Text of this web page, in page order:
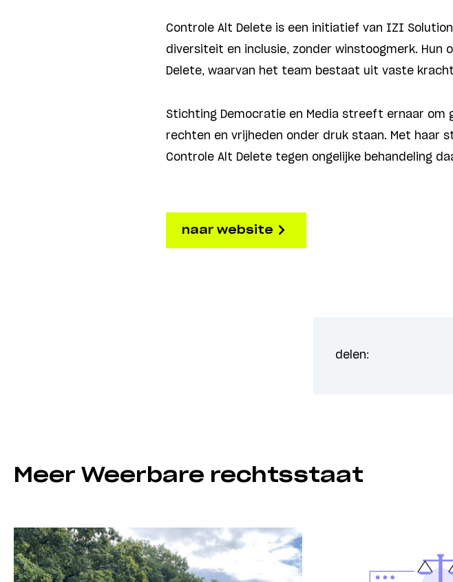
Controle Alt Delete is een initiatief van IZI
diversiteit en inclusie, zonder winstoogmerk. Hun
Delete, waarvan het team bestaat uit vaste
Stichting Democratie en Media streeft ernaar om
rechten en vrijheden onder druk staan. Met haar
Controle Alt Delete tegen ongelijke behandeling
naar website
delen:
Meer Weerbare rechtsstaat